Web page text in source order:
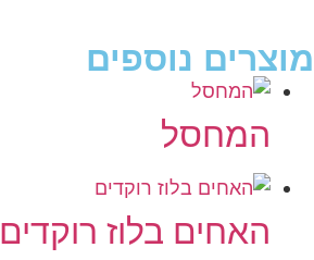
מוצרים נוספים
המחסל
האחים בלוז רוקדים